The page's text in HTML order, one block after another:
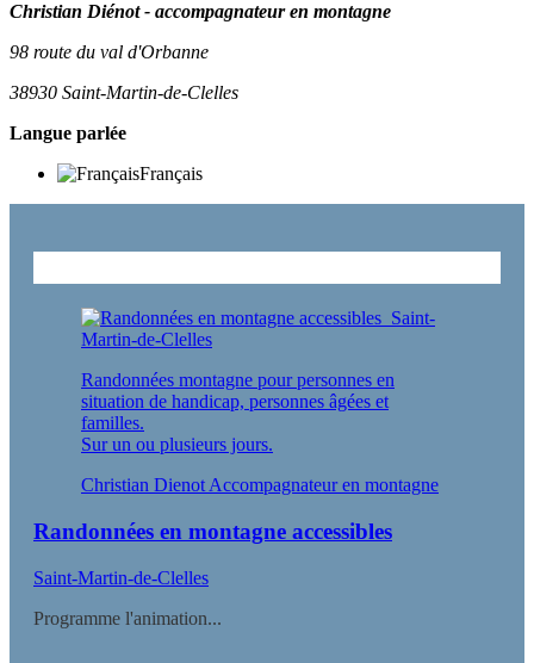
Christian Diénot - accompagnateur en montagne
98 route du val d'Orbanne
38930 Saint-Martin-de-Clelles
Langue parlée
Français
Randonnées montagne pour personnes en
situation de handicap, personnes âgées et
familles.
Sur un ou plusieurs jours.
Christian Dienot Accompagnateur en montagne
Randonnées en montagne accessibles
Saint-Martin-de-Clelles
Programme l'animation...